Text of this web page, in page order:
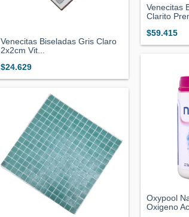
Venecitas Biseladas Gris Claro
2x2cm Vit...
$24.629
Venecitas
Clarito
$59.415
Oxypool
Oxigeno